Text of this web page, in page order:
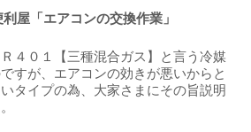
屋「エアコンの交換作業」
４０１【三種混合ガス】と言う冷媒
すが、エアコンの効きが悪いからと
タイプの為、大家さまにその旨説明